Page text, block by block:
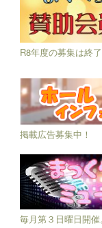
R8年度の募集は終
掲載広告募集中！
毎月第３日曜日開催。